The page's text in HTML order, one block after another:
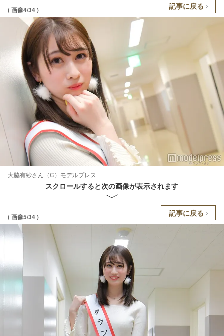
( 画像4/34 ) 記事に戻る
大脇有紗さん（C）モデルプレス
スクロールすると次の画像が表示されます
( 画像5/34 ) 記事に戻る